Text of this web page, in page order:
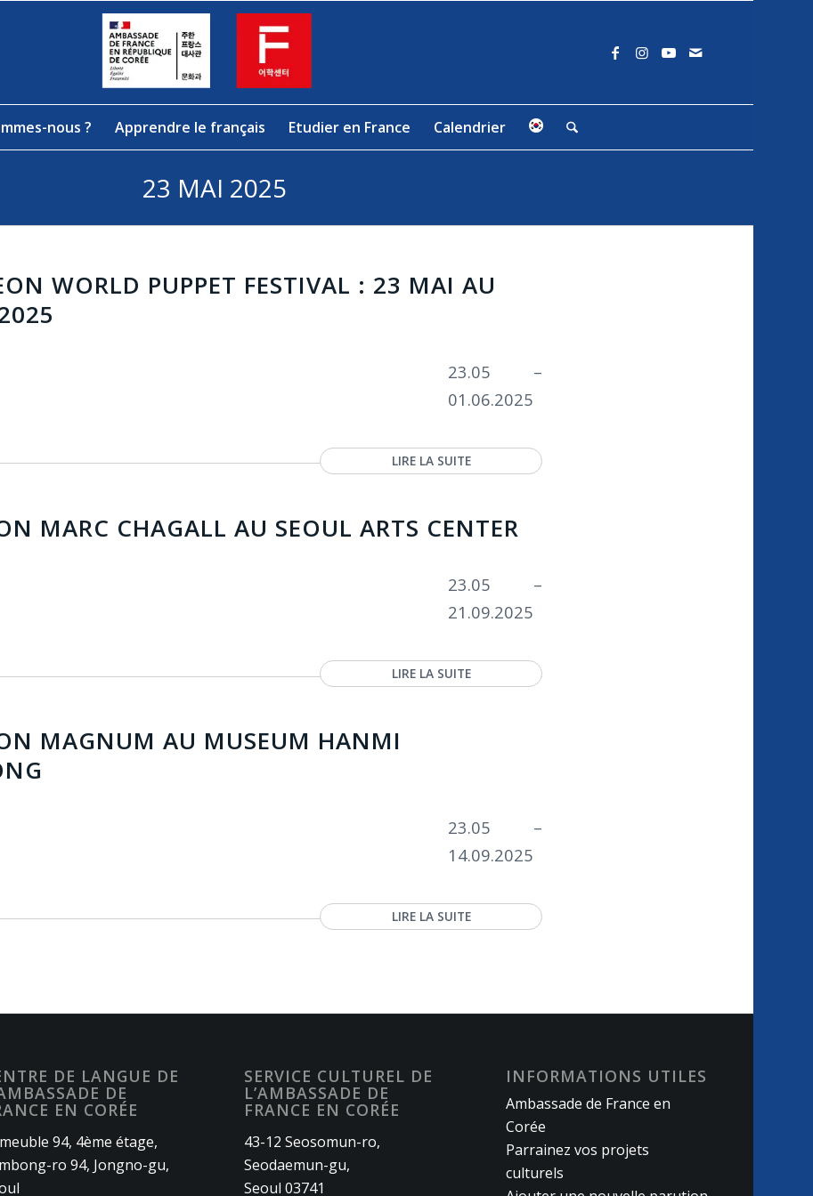
nous ? Apprendre le français Etudier en France Calendrier
23 MAI 2025
WORLD PUPPET FESTIVAL : 23 MAI AU
23.05 –
01.06.2025
LIRE LA SUITE
MARC CHAGALL AU SEOUL ARTS CENTER
23.05 –
21.09.2025
LIRE LA SUITE
MAGNUM AU MUSEUM HANMI
23.05 –
14.09.2025
LIRE LA SUITE
DE LANGUE DE
DE
EN CORÉE
94, 4ème étage,
ro 94, Jongno-gu,
SERVICE CULTUREL DE
L’AMBASSADE DE
FRANCE EN CORÉE
43-12 Seosomun-ro,
Seodaemun-gu,
Seoul 03741
INFORMATIONS UTILES
Ambassade de France en
Corée
Parrainez vos projets
culturels